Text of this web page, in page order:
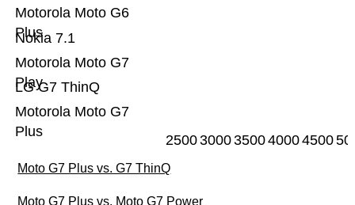
Motorola Moto G7
Plus
LG G7 ThinQ
Motorola Moto G7
Play
Nokia 7.1
Motorola Moto G6
Plus
25003000350040004500
Moto G7 Plus vs. G7 ThinQ
Moto G7 Plus vs. Moto G7 Power